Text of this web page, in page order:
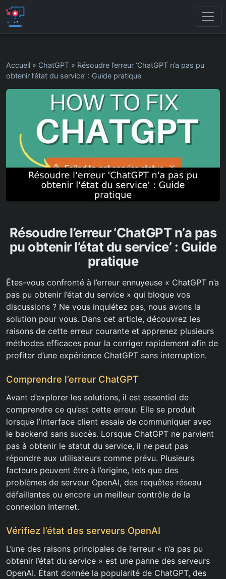
Accueil » ChatGPT » Résoudre l’erreur ‘ChatGPT n’a pas pu
obtenir l’état du service’ : Guide pratique
Résoudre l’erreur ‘ChatGPT n’a pas
pu obtenir l’état du service’ : Guide
pratique
Êtes-vous confronté à l’erreur ennuyeuse « ChatGPT n’a
pas pu obtenir l’état du service » qui bloque vos
discussions ? Ne vous inquiétez pas, nous avons la
solution pour vous. Dans cet article, découvrez les
raisons de cette erreur courante et apprenez plusieurs
méthodes efficaces pour la corriger rapidement afin de
profiter d’une expérience ChatGPT sans interruption.
Comprendre l’erreur ChatGPT
Avant d’explorer les solutions, il est essentiel de
comprendre ce qu’est cette erreur. Elle se produit
lorsque l’interface client essaie de communiquer avec
le backend sans succès. Lorsque ChatGPT ne parvient
pas à obtenir le statut du service, il ne peut pas
répondre aux utilisateurs comme prévu. Plusieurs
facteurs peuvent être à l’origine, tels que des
problèmes de serveur OpenAI, des requêtes réseau
défaillantes ou encore un meilleur contrôle de la
connexion Internet.
Vérifiez l’état des serveurs OpenAI
L’une des raisons principales de l’erreur « n’a pas pu
obtenir l’état du service » est une panne des serveurs
OpenAI. Étant donnée la popularité de ChatGPT, des